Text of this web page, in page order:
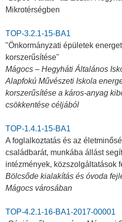
Mikrotérségben
TOP-3.2.1-15-BA1
"Önkormányzati épületek
korszerűsítése"
Mágocs – Hegyháti Általános
Alapfokú Művészeti Iskola
korszerűsítése a káros-anyag
csökkentése céljából
TOP-1.4.1-15-BA1
A foglalkoztatás és az
családbarát, munkába állást
intézmények, közszolgáltatások
Bölcsőde kialakítás és óvoda
Mágocs városában
TOP-4.2.1-16-BA1-2017-00001